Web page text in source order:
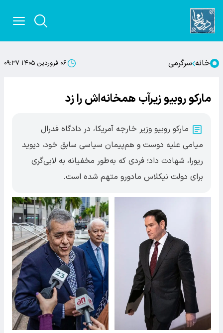
خانه سرگرمی ۰۶ فروردین ۱۴۰۵ ۰۹:۳۷
مارکو روبیو زیرآب همخانه‌اش را زد
مارکو روبیو وزیر خارجه آمریکا، در دادگاه فدرال
میامی علیه دوست و هم‌پیمان سیاسی سابق خود، دیوید
ریورا، شهادت داد؛ فردی که به‌طور مخفیانه به لابی‌گری
برای دولت نیکلاس مادورو متهم شده است.